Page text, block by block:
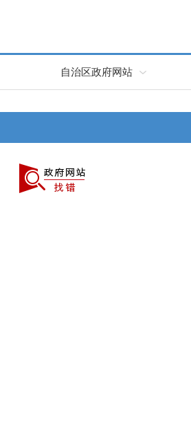
自治区政府网站